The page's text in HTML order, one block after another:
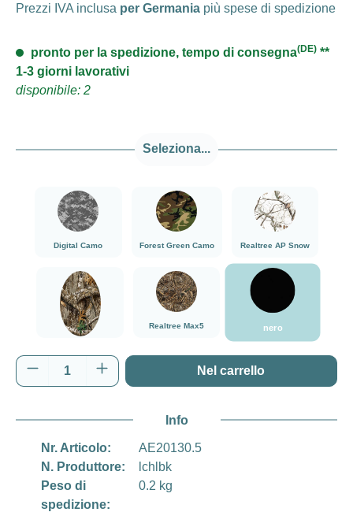
Prezzi IVA inclusa per Germania più spese di spedizione
pronto per la spedizione, tempo di consegna(DE) **
1-3 giorni lavorativi
disponibile: 2
Seleziona...
Digital Camo
###Digital Camo###LensCoat
Forest Green Camo
###Forest Green Camo###LensCoat
Realtree AP Snow
###Realtree AP
###Realtree Edge###LensCoat
Realtree Max5
###Realtree Max5###LensCoat
nero
nero
Quantità del prodotto: inserisci la quantità
Nel carrello
Info
Nr. Articolo:
AE20130.5
N. Produttore:
lchlbk
Peso di
spedizione:
0.2 kg